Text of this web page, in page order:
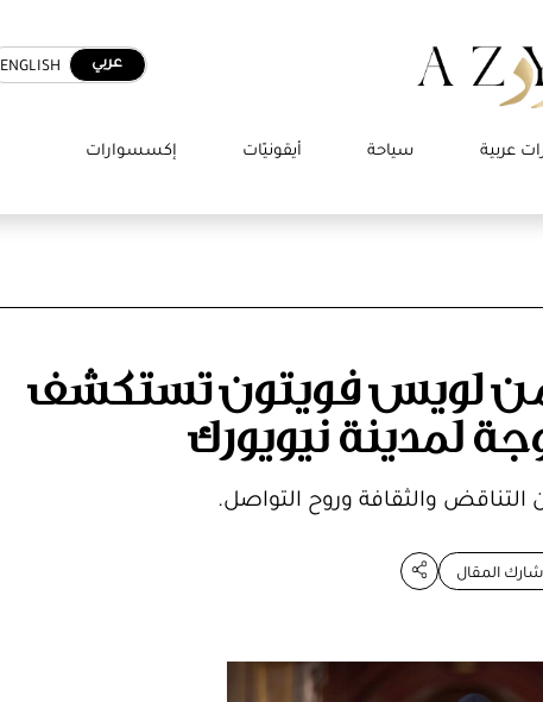
عربي ENGLISH
عربية سياحة أيقونيّات إكسسوارات
لويس فويتون تستكشف
لمدينة نيويورك
والثقافة وروح التواصل.
شارك المقال